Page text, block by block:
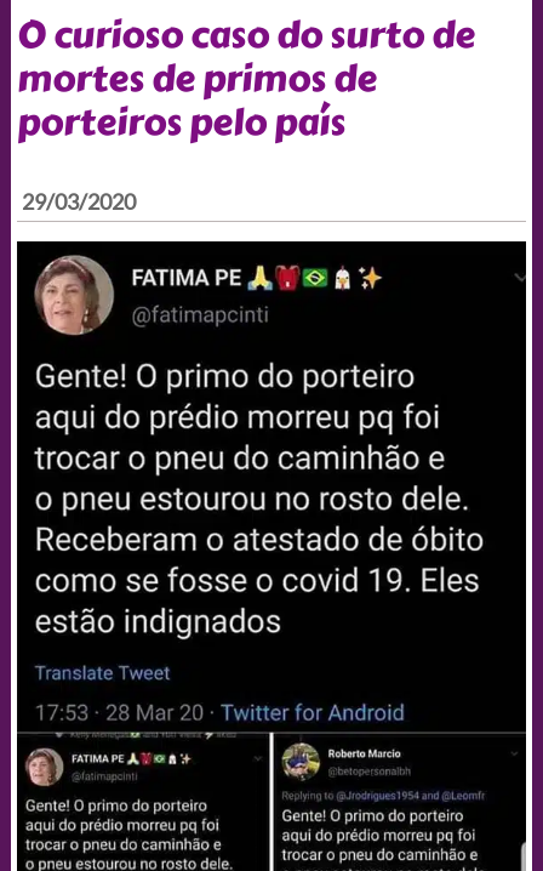
O curioso caso do surto de
mortes de primos de
porteiros pelo país
29/03/2020